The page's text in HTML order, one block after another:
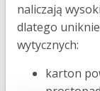
naliczają
dlatego
wytycznych:
karton